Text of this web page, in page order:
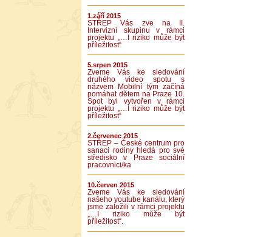
1.září 2015
STŘEP Vás zve na II.
Intervizní skupinu v rámci
projektu „…I riziko může být
příležitost“
5.srpen 2015
Zveme Vás ke sledování
druhého video spotu s
názvem Mobilní tým začíná
pomáhat dětem na Praze 10.
Spot byl vytvořen v rámci
projektu „…I riziko může být
příležitost“
2.červenec 2015
STŘEP – České centrum pro
sanaci rodiny hledá pro své
středisko v Praze sociální
pracovnici/ka
10.červen 2015
Zveme Vás ke sledování
našeho youtube kanálu, který
jsme založili v rámci projektu
„…I riziko může být
příležitost“.